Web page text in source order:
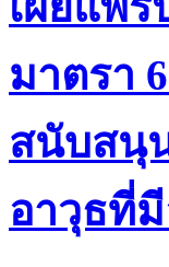
มาตรา
สนับสนุ
อาวุธที่